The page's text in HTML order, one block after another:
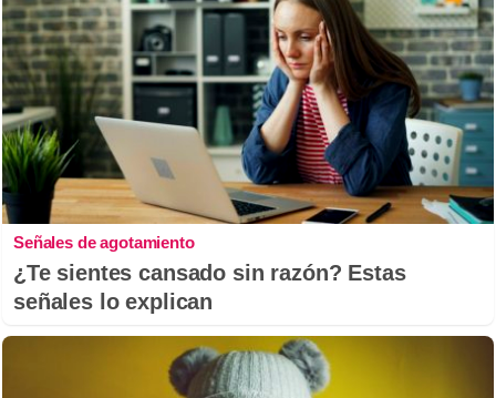
Señales de agotamiento
¿Te sientes cansado sin razón? Estas
señales lo explican